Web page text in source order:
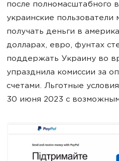
после полномасштабного
украинские пользователи
получать деньги в
долларах, евро, фунтах
поддержать Украину во
упразднила комиссии за
счетами. Льготные
30 июня 2023 с